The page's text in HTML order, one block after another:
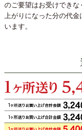
だんに使った「濃く
りの新商品をご紹介
トもご用意致しまし
た。この機会に是非
ります。楽しいお茶
（2025年8月26日
◎夏のお茶＆お中元
◎季節のお菓子・お
◎限定の茶器はこち
のご要望はお受けでき
上がりになった分の代
います。